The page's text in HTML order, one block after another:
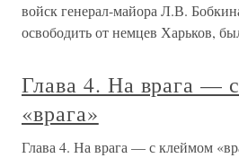
войск генерал-майора Л.В.
освободить от немцев Харьков,
Глава 4. На врага —
«врага»
Глава 4. На врага — с клеймом